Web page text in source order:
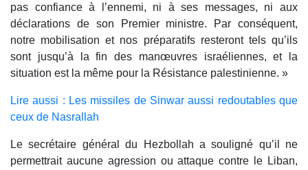
pas confiance à l’ennemi, ni à ses messages, ni aux
déclarations de son Premier ministre. Par conséquent,
notre mobilisation et nos préparatifs resteront tels qu’ils
sont jusqu’à la fin des manœuvres israéliennes, et la
situation est la même pour la Résistance palestinienne. »
Lire aussi : Les missiles de Sinwar aussi redoutables que
ceux de Nasrallah
Le secrétaire général du Hezbollah a souligné qu’il ne
permettrait aucune agression ou attaque contre le Liban,